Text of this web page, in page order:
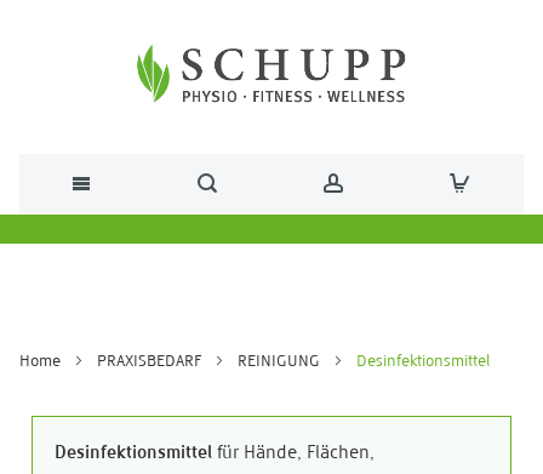
Home PRAXISBEDARF REINIGUNG Desinfektionsmittel
Desinfektionsmittel für Hände, Flächen,